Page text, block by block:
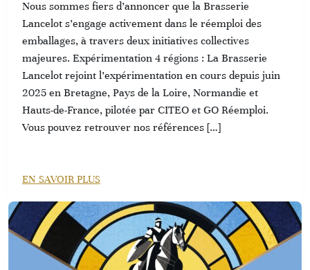
Nous sommes fiers d’annoncer que la Brasserie
Lancelot s’engage activement dans le réemploi des
emballages, à travers deux initiatives collectives
majeures. Expérimentation 4 régions : La Brasserie
Lancelot rejoint l’expérimentation en cours depuis juin
2025 en Bretagne, Pays de la Loire, Normandie et
Hauts-de-France, pilotée par CITEO et GO Réemploi.
Vous pouvez retrouver nos références […]
EN SAVOIR PLUS